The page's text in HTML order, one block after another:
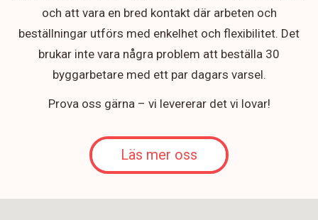
och att vara en bred kontakt där arbeten och
beställningar utförs med enkelhet och flexibilitet. Det
brukar inte vara några problem att beställa 30
byggarbetare med ett par dagars varsel.
Prova oss gärna – vi levererar det vi lovar!
Läs mer oss